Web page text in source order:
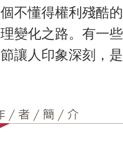
個不懂得權利殘酷
理變化之路。有一
節讓人印象深刻，